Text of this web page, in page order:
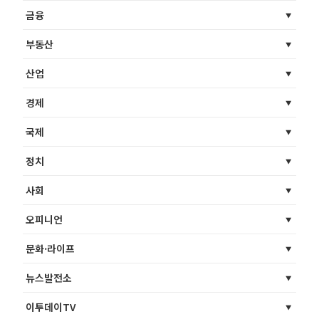
금융
부동산
산업
경제
국제
정치
사회
오피니언
문화·라이프
뉴스발전소
이투데이TV